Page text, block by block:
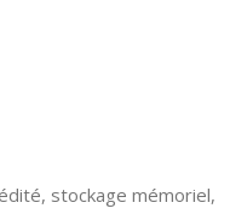
stockage mémoriel,